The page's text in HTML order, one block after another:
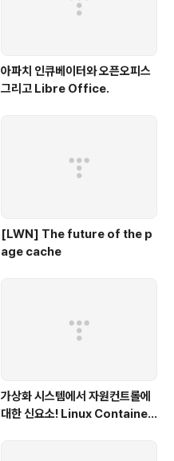
아파치 인큐베이터와 오픈오피스
그리고 Libre Office.
[LWN] The future of the p
age cache
가상화 시스템에서 자원컨트롤에
대한 신요소! Linux Container